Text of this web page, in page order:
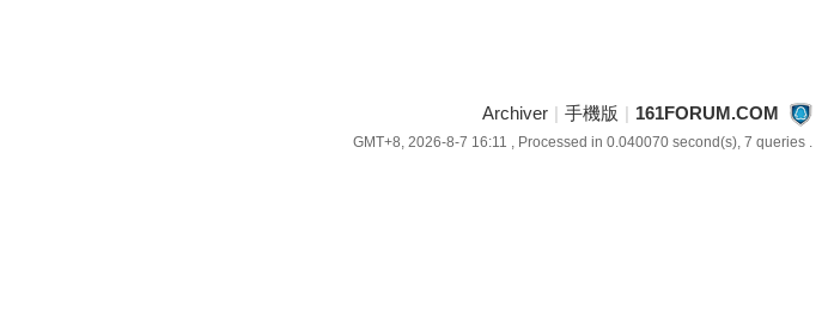
Archiver | 手機版 | 161FORUM.COM
GMT+8, 2026-8-7 16:11 , Processed in 0.040070 second(s), 7 queries .